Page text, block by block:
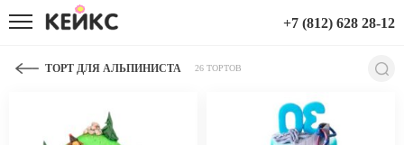
+7 (812) 628 28-12
ТОРТ ДЛЯ АЛЬПИНИСТА 26 ТОРТОВ